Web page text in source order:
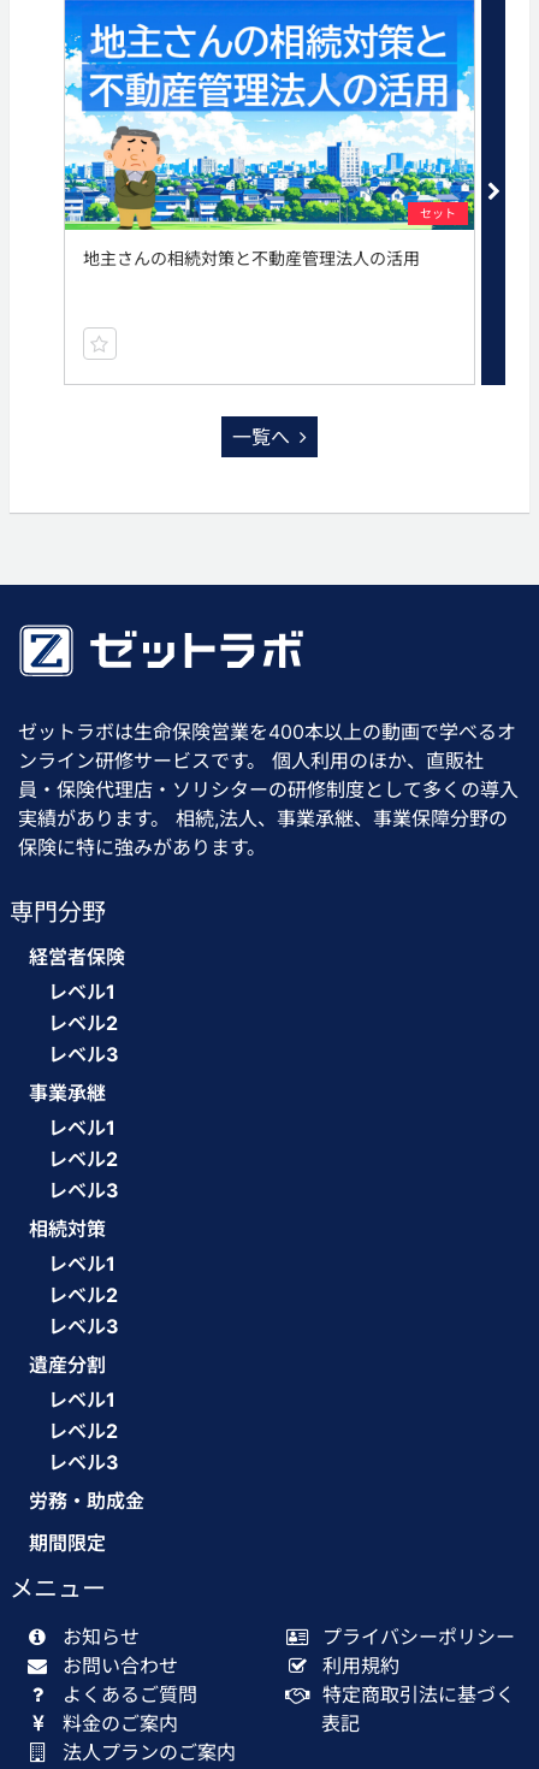
セット
地主さんの相続対策と不動産管理法人の活用
一覧へ
ゼットラボは生命保険営業を400本以上の動画で学べるオ
ンライン研修サービスです。 個人利用のほか、直販社
員・保険代理店・ソリシターの研修制度として多くの導入
実績があります。 相続,法人、事業承継、事業保障分野の
保険に特に強みがあります。
専門分野
経営者保険
レベル1
レベル2
レベル3
事業承継
レベル1
レベル2
レベル3
相続対策
レベル1
レベル2
レベル3
遺産分割
レベル1
レベル2
レベル3
労務・助成金
期間限定
メニュー
お知らせ
お問い合わせ
よくあるご質問
料金のご案内
法人プランのご案内
プライバシーポリシー
利用規約
特定商取引法に基づく
表記